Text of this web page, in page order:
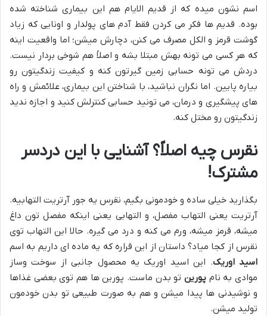
اسم نشون میده که از قدیم الایام هم این بیماری شناخته شده
بوده. قدیم ها فکر می کردن فقط آدم های پولدار و اونایی که زیاد
گوشت قرمز و الکل مصرف می کنن، دچارش میشن؛ اما واقعیت اینه
که هر کسی می تونه بهش مبتلا بشه و اصلاً هم شوخی بردار نیست.
دردش می تونه حسابی زمین گیرتون کنه و کیفیت زندگیتون رو
بیاره پایین. اما نگران نباشید، با شناختن این بیماری، علائمش و راه
های پیشگیری و درمان، می تونید حسابی کنترلش کنید و اجازه ندید
زندگیتون رو مختل کنه.
نقرس چیه اصلاً؟ آشنایی با این دردسر
مشترک!
بگذارید خیلی ساده و خودمونی بگیم، نقرس یه جور آرتریت التهابیه.
آرتریت یعنی التهاب مفصل، و التهابی یعنی اینکه مفصل تون داغ
میشه، قرمز میشه، ورم می کنه و درد می گیره. حالا این التهاب توی
نقرس از کجا میاد؟ داستان از این قراره که یه ماده ای داریم به اسم
اسید اوریک. این اسید اوریک یه محصول جانبی از سوخت وساز
موادی به نام پورین تو بدن ماست. پورین ها هم توی بعضی غذاها
و نوشیدنی ها پیدا میشن و هم به صورت طبیعی تو بدن خودمون
تولید میشن.